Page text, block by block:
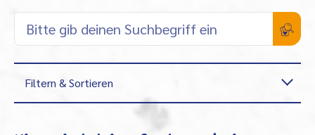
Filtern & Sortieren